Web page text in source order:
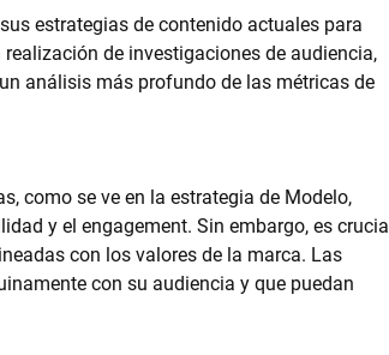
estrategias de contenido actuales para
de investigaciones de audiencia,
análisis más profundo de las métricas de
como se ve en la estrategia de Modelo,
y el engagement. Sin embargo, es crucial
con los valores de la marca. Las
con su audiencia y que puedan